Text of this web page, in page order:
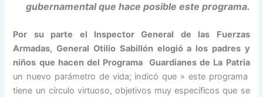
gubernamental que hace posible este programa.
Por su parte el Inspector General de las Fuerzas
Armadas, General Otilio Sabillón elogió a los padres y
niños que hacen del Programa Guardianes de La Patria
un nuevo parámetro de vida; indicó que » este programa
tiene un círculo virtuoso, objetivos muy específicos que se